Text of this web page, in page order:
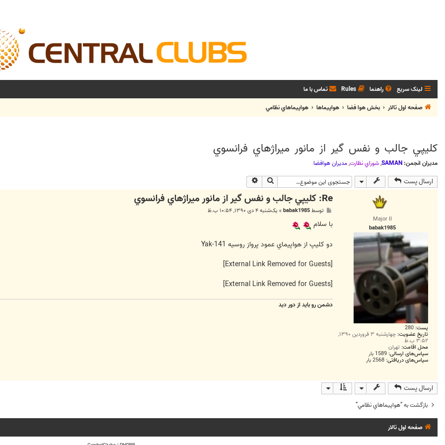
لینک سریع راهنما Rules تماس با ما
صفحه اول تالار
بخش هوا فضا هواپيماها هواپيماهاي نظامي
کليپي جالب و نفس گير از مانور ميراژهاي فرانسوي
مدیران انجمن: SAMAN
,شوراي نظارت,مديران هوافضا
ارسال پست جستجو
Major II
babak1985
پست: 280
تاریخ عضویت: چهارشنبه ۳ فروردین ۱۳۹۰,
۳:۵۲ ب.ظ
محل اقامت: تهران
سپاس‌های ارسالی: 1589 بار
سپاس‌های دریافتی: 2568 بار
Re: کليپي جالب و نفس گير از مانور ميراژهاي فرانسوي
ت
توسطbabak1985
» یک‌شنبه ۴ دی ۱۳۹۰, ۱۰:۵۴ ب.ظ
با سلام
دو كليپ از هواپيماي عمود پرواز روسيه Yak-141
[External Link Removed for Guests]
[External Link Removed for Guests]
دشمن رو باید از دور دید
ارسال پست
بازگشت به “هواپيماهاي نظامي”
صفحه اول تالار